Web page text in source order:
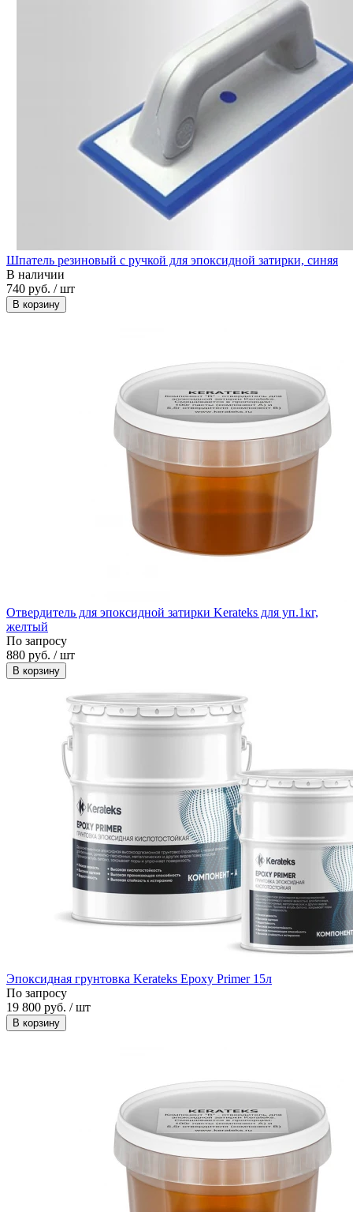
Шпатель резиновый с ручкой для эпоксидной затирки, синяя
В наличии
740 руб. / шт
В корзину
Отвердитель для эпоксидной затирки Kerateks для уп.1кг,
желтый
По запросу
880 руб. / шт
В корзину
Эпоксидная грунтовка Kerateks Epoxy Primer 15л
По запросу
19 800 руб. / шт
В корзину